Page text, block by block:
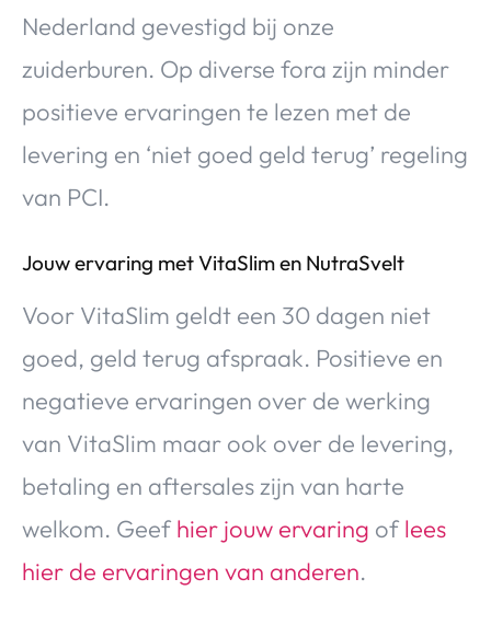
Nederland gevestigd bij onze
zuiderburen. Op diverse fora zijn minder
positieve ervaringen te lezen met de
levering en ‘niet goed geld terug’ regeling
van PCI.
Jouw ervaring met VitaSlim en NutraSvelt
Voor VitaSlim geldt een 30 dagen niet
goed, geld terug afspraak. Positieve en
negatieve ervaringen over de werking
van VitaSlim maar ook over de levering,
betaling en aftersales zijn van harte
welkom. Geef hier jouw ervaring of lees
hier de ervaringen van anderen.